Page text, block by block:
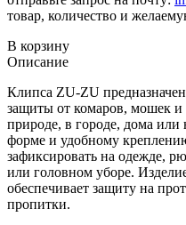
товар, количество и
В корзину
Описание
Клипса ZU-ZU
защиты от комаров, мошек
природе, в городе, дома или
форме и удобному
зафиксировать на одежде,
или головном уборе.
обеспечивает защиту на
пропитки.